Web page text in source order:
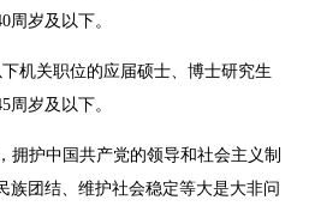
周岁及以下。
机关职位的应届硕士、博士研究生
周岁及以下。
拥护中国共产党的领导和社会主义制
族团结、维护社会稳定等大是大非问